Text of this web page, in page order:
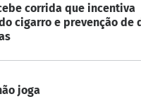
corrida que incentiva
cigarro e prevenção de
joga